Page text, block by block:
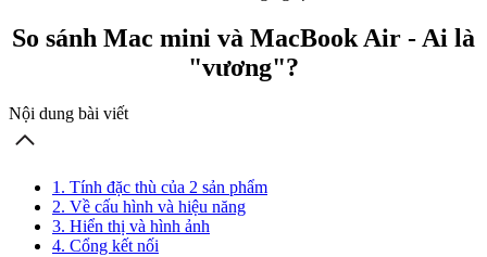
So sánh Mac mini và MacBook Air - Ai là
"vương"?
Nội dung bài viết
1. Tính đặc thù của 2 sản phẩm
2. Về cấu hình và hiệu năng
3. Hiển thị và hình ảnh
4. Cổng kết nối